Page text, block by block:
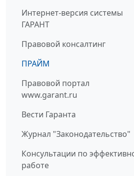
Интернет-версия системы
ГАРАНТ
Правовой консалтинг
ПРАЙМ
Правовой портал
www.garant.ru
Вести Гаранта
Журнал "Законодательство"
Консультации по
работе